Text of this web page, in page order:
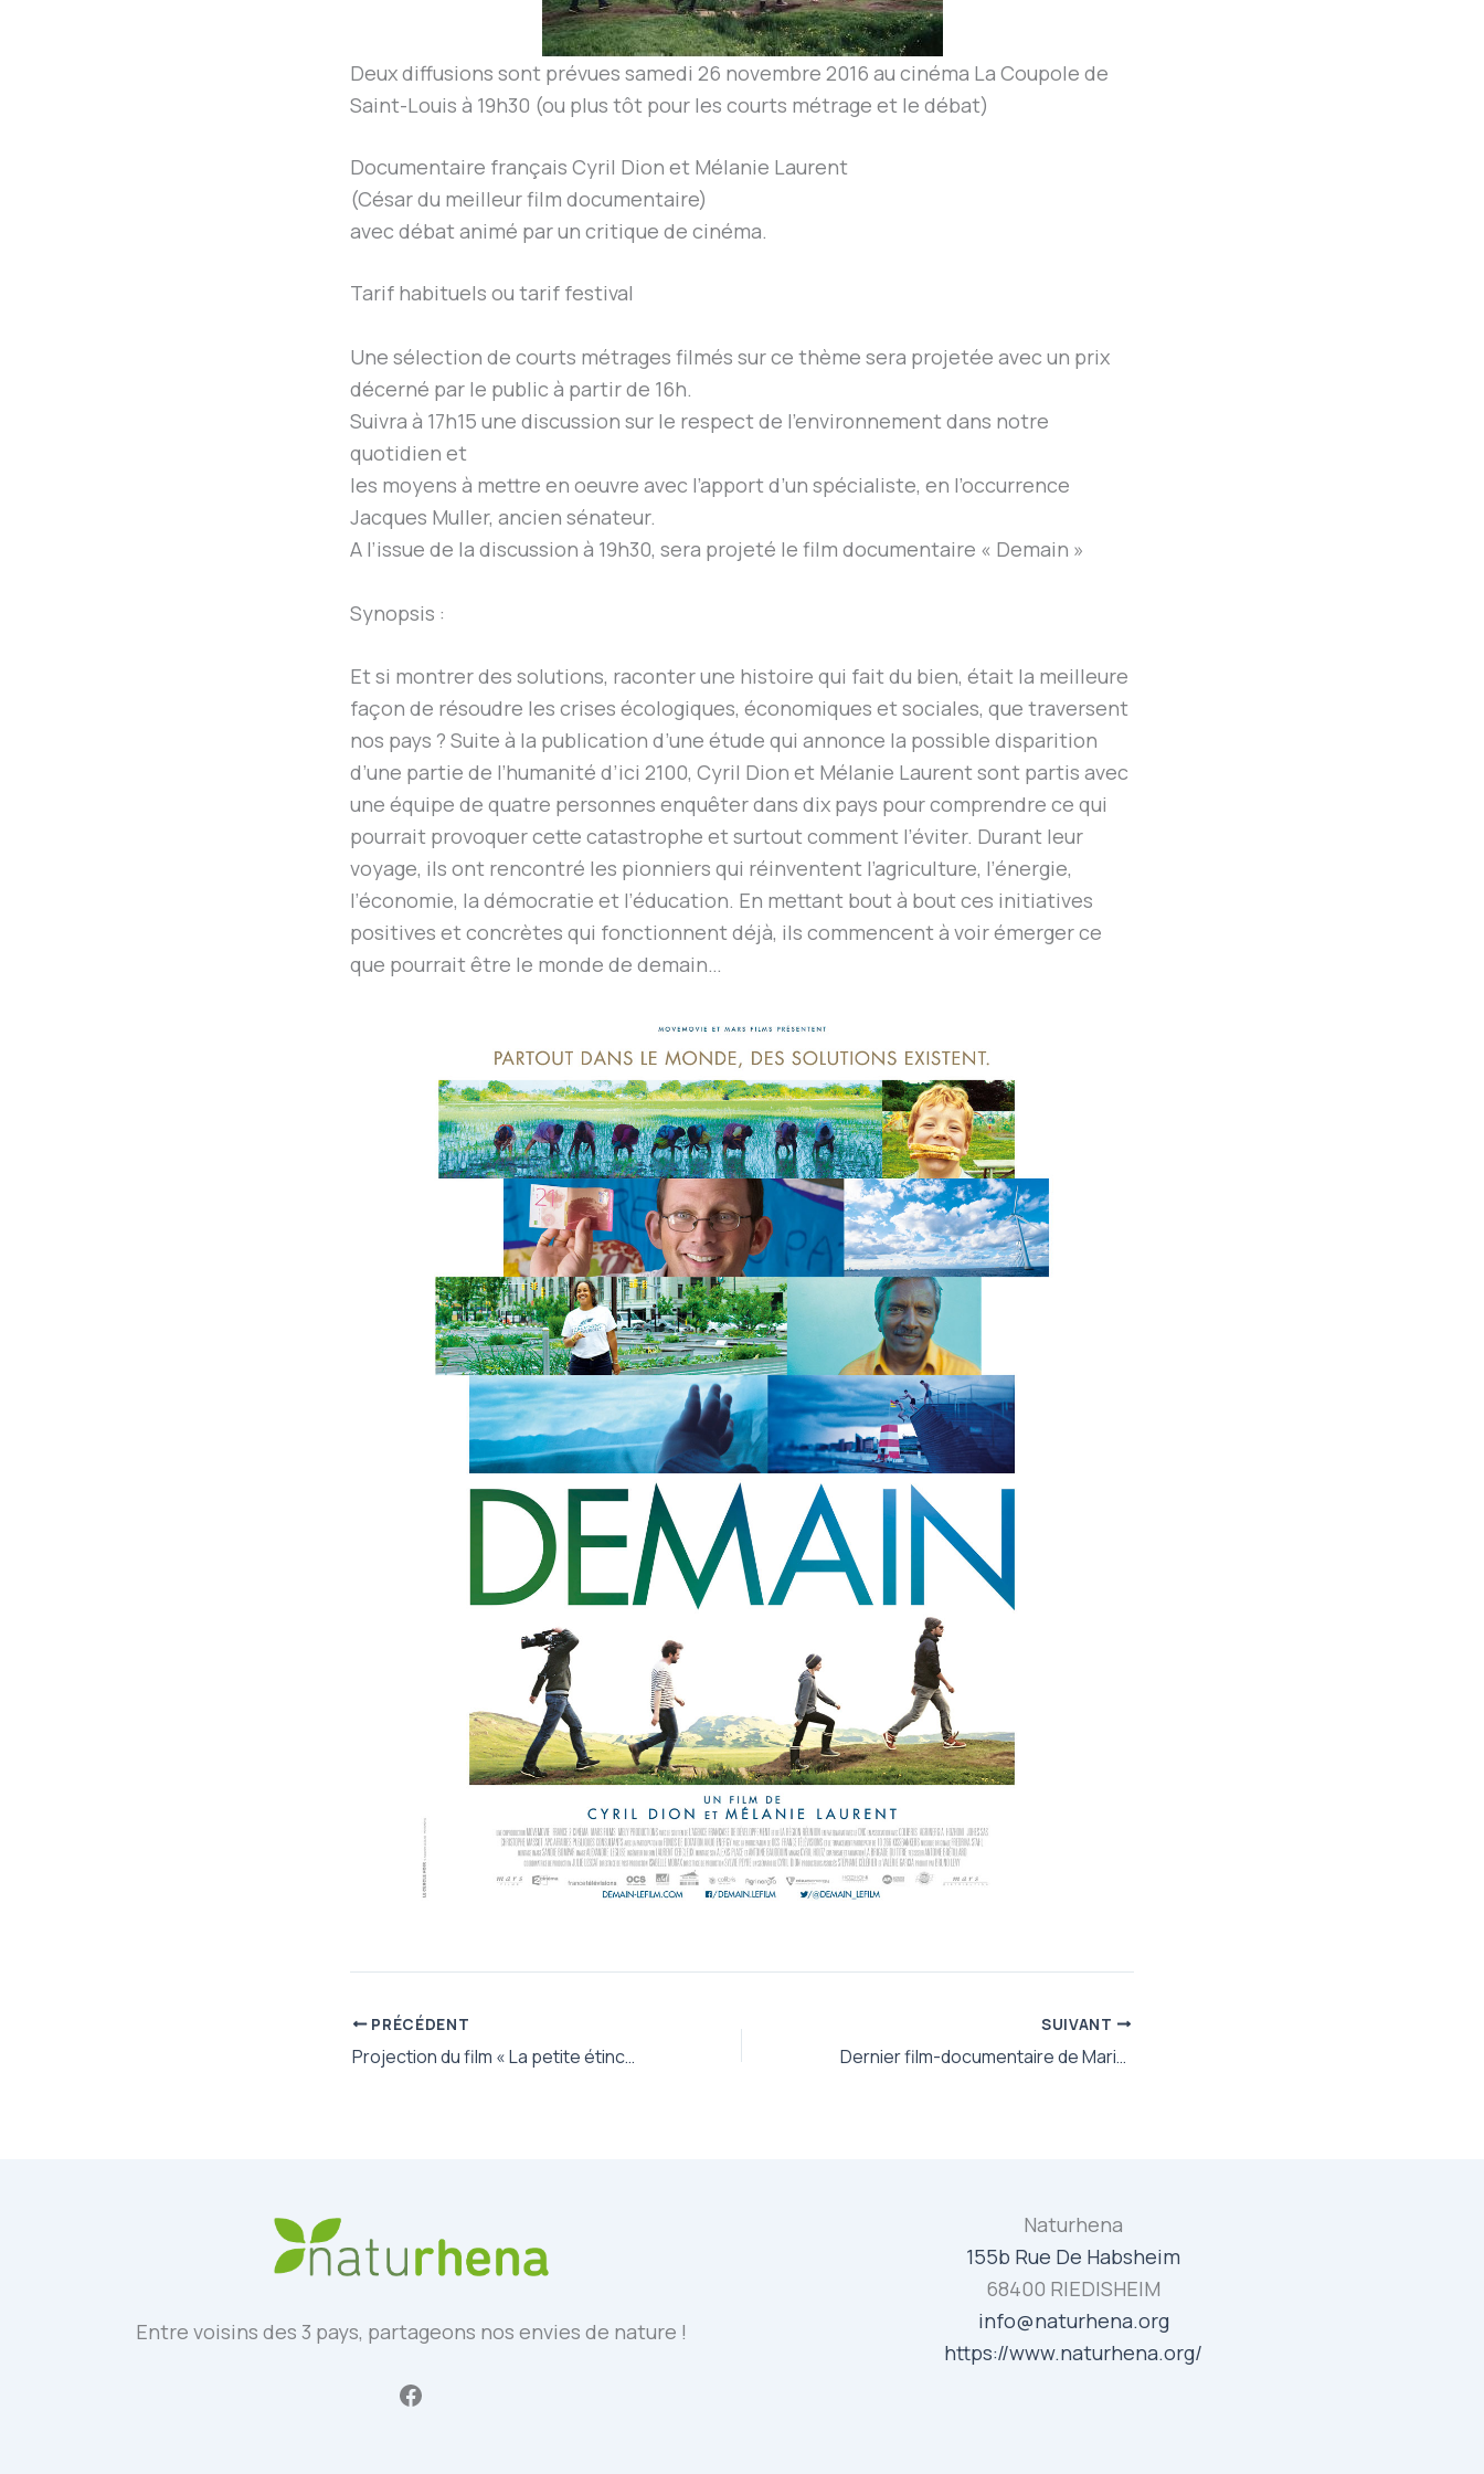
Deux diffusions sont prévues samedi 26 novembre 2016 au cinéma La Coupole de
Saint-Louis à 19h30 (ou plus tôt pour les courts métrage et le débat)
Documentaire français Cyril Dion et Mélanie Laurent
(César du meilleur film documentaire)
avec débat animé par un critique de cinéma.
Tarif habituels ou tarif festival
Une sélection de courts métrages filmés sur ce thème sera projetée avec un prix
décerné par le public à partir de 16h.
Suivra à 17h15 une discussion sur le respect de l’environnement dans notre
quotidien et
les moyens à mettre en oeuvre avec l’apport d’un spécialiste, en l’occurrence
Jacques Muller, ancien sénateur.
A l’issue de la discussion à 19h30, sera projeté le film documentaire « Demain »
Synopsis :
Et si montrer des solutions, raconter une histoire qui fait du bien, était la meilleure
façon de résoudre les crises écologiques, économiques et sociales, que traversent
nos pays ? Suite à la publication d’une étude qui annonce la possible disparition
d’une partie de l’humanité d’ici 2100, Cyril Dion et Mélanie Laurent sont partis avec
une équipe de quatre personnes enquêter dans dix pays pour comprendre ce qui
pourrait provoquer cette catastrophe et surtout comment l’éviter. Durant leur
voyage, ils ont rencontré les pionniers qui réinventent l’agriculture, l’énergie,
l’économie, la démocratie et l’éducation. En mettant bout à bout ces initiatives
positives et concrètes qui fonctionnent déjà, ils commencent à voir émerger ce
que pourrait être le monde de demain…
PRÉCÉDENT
Projection du film « La petite étincelle » à Saint-Louis le 5 novembre à 19h
SUIVANT
Dernier film-documentaire de Marie-Monique Robin « Qu’est-ce qu’on attend ? »
Entre voisins des 3 pays, partageons nos envies de nature !
Facebook
Naturhena
155b Rue De Habsheim
68400 RIEDISHEIM
info@naturhena.org
https://www.naturhena.org/